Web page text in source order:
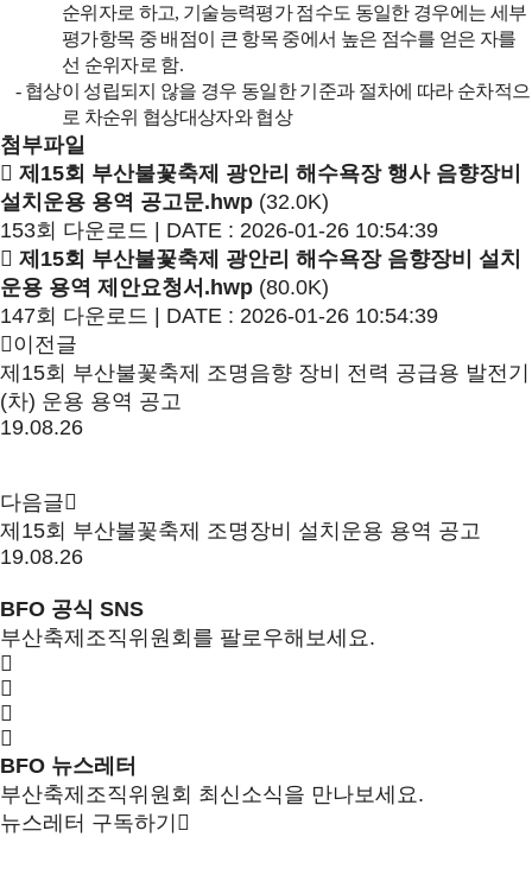
순위자로 하고, 기술능력평가 점수도 동일한 경우에는 세부
평가항목 중 배점이 큰 항목 중에서 높은 점수를 얻은 자를
선 순위자로 함.
- 협상이 성립되지 않을 경우 동일한 기준과 절차에 따라 순차적으
로 차순위 협상대상자와 협상
첨부파일
제15회 부산불꽃축제 광안리 해수욕장 행사 음향장비
설치운용 용역 공고문.hwp (32.0K)
153회 다운로드 | DATE : 2026-01-26 10:54:39
제15회 부산불꽃축제 광안리 해수욕장 음향장비 설치
운용 용역 제안요청서.hwp (80.0K)
147회 다운로드 | DATE : 2026-01-26 10:54:39
이전글
제15회 부산불꽃축제 조명음향 장비 전력 공급용 발전기
(차) 운용 용역 공고
19.08.26
다음글
제15회 부산불꽃축제 조명장비 설치운용 용역 공고
19.08.26
BFO 공식 SNS
부산축제조직위원회를 팔로우해보세요.
BFO 뉴스레터
부산축제조직위원회 최신소식을 만나보세요.
뉴스레터 구독하기